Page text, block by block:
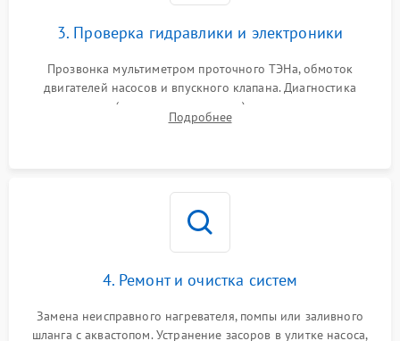
3. Проверка гидравлики и электроники
Прозвонка мультиметром проточного ТЭНа, обмоток
двигателей насосов и впускного клапана. Диагностика
прессостата (датчика уровня воды), датчика мутности,
концевика дверцы и электронного модуля управления.
Подробнее
4. Ремонт и очистка систем
Замена неисправного нагревателя, помпы или заливного
шланга с аквастопом. Устранение засоров в улитке насоса,